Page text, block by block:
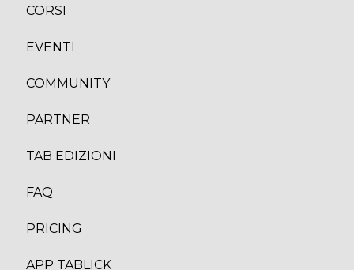
CORS
EVENTI
COMMUNITY
PARTNER
TAB EDIZION
FAQ
PRICING
APP TABLICK